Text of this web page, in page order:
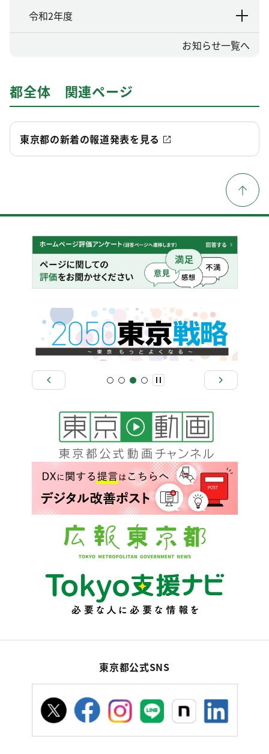
令和2年度
お知らせ一覧へ
都全体 関連ページ
東京都の新着の報道発表を見る
東京都公式SNS